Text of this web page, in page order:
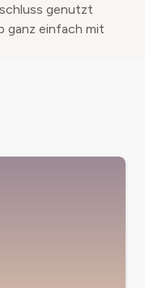
genutzt
ganz einfach mit